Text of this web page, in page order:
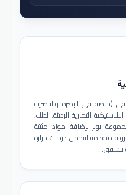
(خاصة في البصرة والناصرية
التجارية الرديئة. لذلك،
بوير بإضافة مواد مثبتة
متقدمة لتتحمل درجات حرارة
تتشقق.